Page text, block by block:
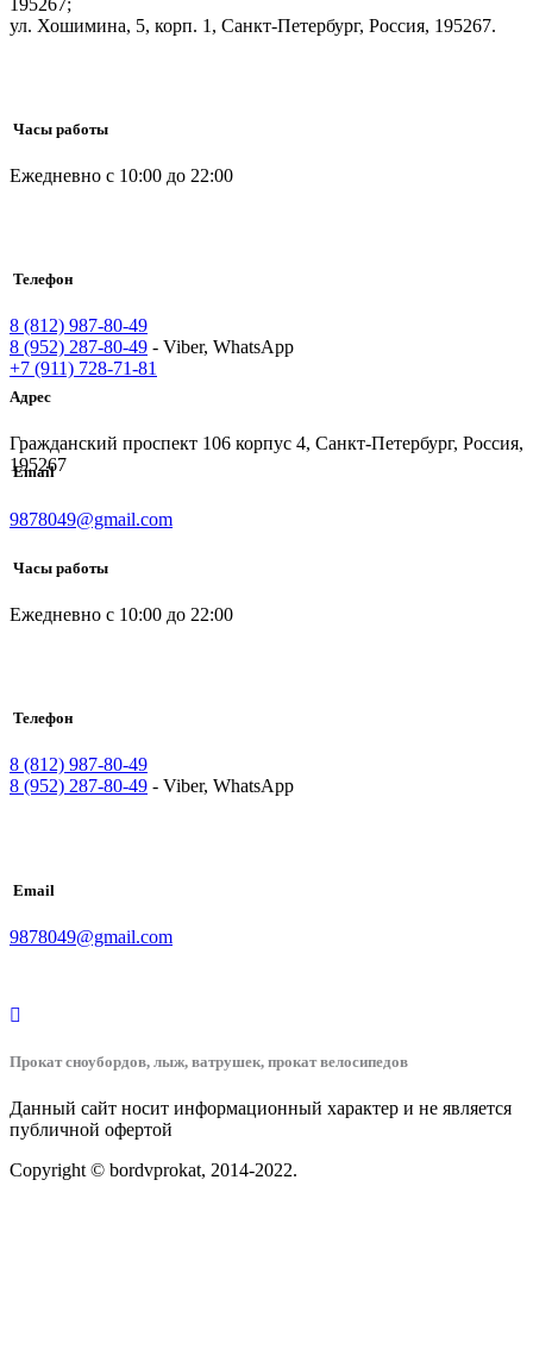
ул. Хошимина, 5, корп. 1, Санкт-Петербург, Россия, 195267.
Часы работы
Ежедневно с 10:00 до 22:00
Телефон
8 (812) 987-80-49
8 (952) 287-80-49 - Viber, WhatsApp
+7 (911) 728-71-81
Email
9878049@gmail.com
Адрес
Гражданский проспект 106 корпус 4, Санкт-Петербург, Россия,
195267
Часы работы
Ежедневно с 10:00 до 22:00
Телефон
8 (812) 987-80-49
8 (952) 287-80-49 - Viber, WhatsApp
Email
9878049@gmail.com
Прокат сноубордов, лыж, ватрушек, прокат велосипедов
Данный сайт носит информационный характер и не является
публичной офертой
Copyright © bordvprokat, 2014-2022.